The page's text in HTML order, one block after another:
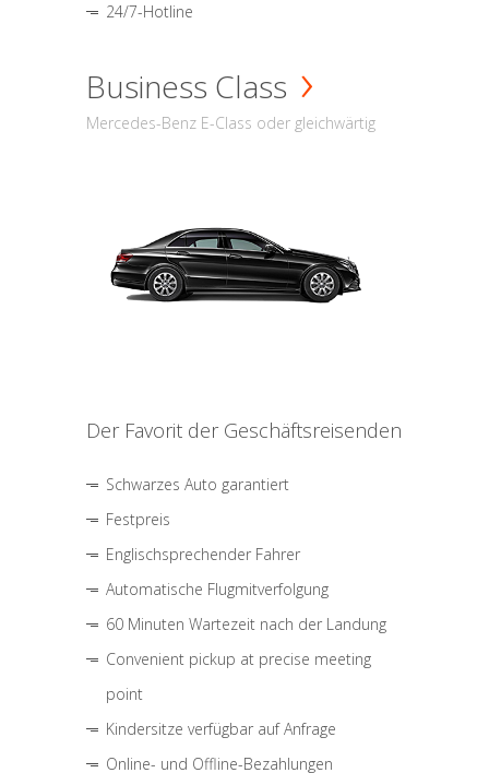
24/7-Hotline
Business Class
Mercedes-Benz E-Class oder gleichwärtig
Der Favorit der Geschäftsreisenden
Schwarzes Auto garantiert
Festpreis
Englischsprechender Fahrer
Automatische Flugmitverfolgung
60 Minuten Wartezeit nach der Landung
Convenient pickup at precise meeting
point
Kindersitze verfügbar auf Anfrage
Online- und Offline-Bezahlungen